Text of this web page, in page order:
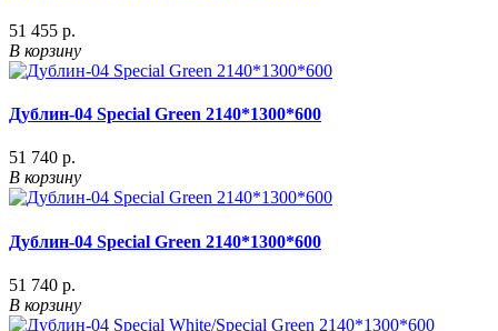
51 455 р.
В корзину
Дублин-04 Special Green 2140*1300*600
51 740 р.
В корзину
Дублин-04 Special Green 2140*1300*600
51 740 р.
В корзину